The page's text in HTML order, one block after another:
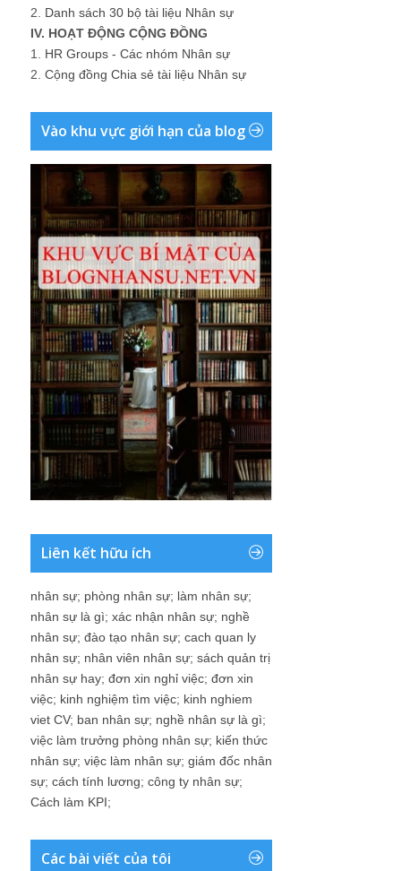
2. Danh sách 30 bộ tài liệu Nhân sự
IV. HOẠT ĐỘNG CỘNG ĐỒNG
1. HR Groups - Các nhóm Nhân sự
2. Cộng đồng Chia sẻ tài liệu Nhân sự
Vào khu vực giới hạn của blog
Liên kết hữu ích
nhân sự; phòng nhân sự; làm nhân sự;
nhân sự là gì; xác nhận nhân sự; nghề
nhân sự; đào tạo nhân sự; cach quan ly
nhân sự; nhân viên nhân sự; sách quản trị
nhân sự hay; đơn xin nghỉ việc; đơn xin
việc; kinh nghiệm tìm việc; kinh nghiem
viet CV; ban nhân sự; nghề nhân sự là gì;
việc làm trưởng phòng nhân sự; kiến thức
nhân sự; việc làm nhân sự; giám đốc nhân
sự; cách tính lương; công ty nhân sự;
Cách làm KPI;
Các bài viết của tôi